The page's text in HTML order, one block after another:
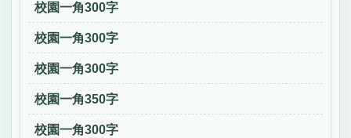
校園一角300字
校園一角300字
校園一角300字
校園一角350字
校園一角300字